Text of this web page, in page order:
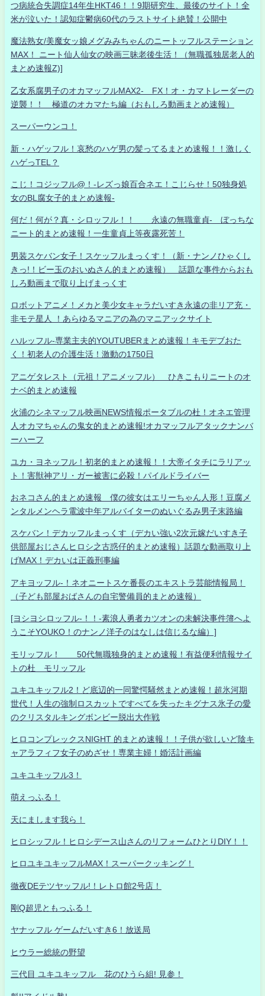
つ病統合失調症14年生HKT46！！9期研究生、最後のサイト！全
米が泣いた！認知症鬱病60代のラストサイト絶賛！公開中
魔法熟女/美魔女ッ娘メグみみちゃんのニートッフルステーション
MAX！ ニート仙人仙女の映画三昧老後生活！（無職孤独居老人的
まとめ速報Z)]
乙女系腐男子のオカマッフルMAX2- FX！オ・カマトレーダーの
逆襲！！ 極道のオカマたち編（おもしろ動画まとめ速報）
スーパーウンコ！
新・ハゲッフル！哀愁のハゲ男の髪ってるまとめ速報！！激しく
ハゲっTEL？
こじ！コジッフル@！-レズっ娘百合ネエ！こじらせ！50独身処
女のBL腐女子的まとめ速報-
何だ！何が？真・シロッフル！！ 永遠の無職童貞- ぼっちな
ニート的まとめ速報！一生童貞上等夜露死苦！
男装スケバン女子！スケッフルまっくす！（新・ナンノひゃくし
きっ!！ビー玉のおいぬさん的まとめ速報） 話題な事件からおも
しろ動画まで取り上げまっくす
ロボットアニメ！メカと美少女キャラだいすき永遠の非リア充・
非モテ星人 ！あらゆるマニアの為のマニアックサイト
ハルッフル-専業主夫的YOUTUBERまとめ速報！キモデブおた
く！初老人の介護生活！激動の1750日
アニゲタレスト（元祖！アニメッフル） ひきこもりニートのオ
ナベ的まとめ速報
火浦のシネマッフル映画NEWS情報ポータブルの杜！オネエ管理
人オカマちゃんの鬼女的まとめ速報!オカマッフルアタックナンバ
ーハーフ
ユカ・ヨネッフル！初老的まとめ速報！！大帝イタチにラリアッ
ト！害獣神アリ・ガー被害に必殺！パイルドライバー
おネコさん的まとめ速報 僕の彼女はエリーちゃん人形！豆腐メ
ンタルメンヘラ電波中年アルバイターのぬいぐるみ男子末路編
スケバン！デカッフルまっくす（デカい強い2次元嫁だいすき子
供部屋おじさんヒロシ之古惑仔的まとめ速報）話題な動画取り上
げMAX！デカいは正義刑事編
アキヨッフル-！ネオニートスケ番長のエキストラ芸能情報局！
（子ども部屋おばさんの自宅警備員的まとめ速報）
[ヨシヨシロッフル-！！-素浪人勇者カツオンの未解決事件簿へよ
うこそYOUKO！のナンノ洋子のはなしは信じるな編）]
モリッフル！ 50代無職独身的まとめ速報！有益便利情報サイ
トの杜 モリッフル
ユキユキッフル2！ど底辺的一同驚愕騒然まとめ速報！超氷河期
世代！人生の強制ロスカットですべてを失ったキグナス氷子の愛
のクリスタルキングボンビー脱出大作戦
ヒロコンプレックスNIGHT 的まとめ速報！！子供が欲しいど陰キ
ャアラフィフ女子のめざせ！専業主婦！婚活計画編
ユキユキッフル3！
萌えっふる！
天にまします我ら！
ヒロシッフル！ヒロシデース山さんのリフォームひとりDIY！！
ヒロユキユキッフルMAX！スーパークッキング！
徹夜DEテツヤッフル!！レトロ館2号店！
剛Q超児ともっふる！
ヤナッフル ゲームだいすき6！放送局
ヒウラー総統の野望
三代目 ユキユキッフル 花のひうら組! 見参！